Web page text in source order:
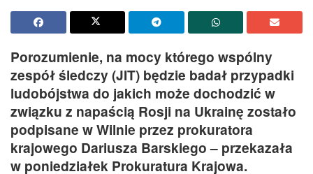
Porozumienie, na mocy którego wspólny
zespół śledczy (JIT) będzie badał przypadki
ludobójstwa do jakich może dochodzić w
związku z napaścią Rosji na Ukrainę zostało
podpisane w Wilnie przez prokuratora
krajowego Dariusza Barskiego – przekazała
w poniedziałek Prokuratura Krajowa.